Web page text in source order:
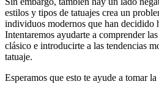
estilos y tipos de tatuajes crea un
individuos modernos que han decidido
Intentaremos ayudarte a comprender
clásico e introducirte a las tendencias
tatuaje.
Esperamos que esto te ayude a tomar